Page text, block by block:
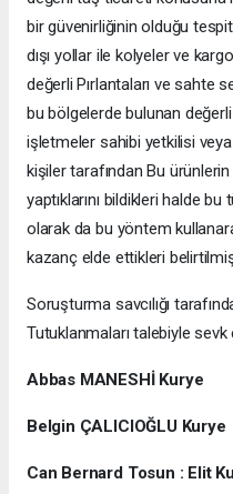
bir güvenirliğinin olduğu
dışı yollar ile kolyeler ve
değerli Pırlantaları ve sahte
bu bölgelerde bulunan değerli
işletmeler sahibi yetkilisi
kişiler tarafından Bu
yaptıklarını bildikleri halde bu
olarak da bu yöntem
kazanç elde ettikleri
Soruşturma savcılığı
Tutuklanmaları talebiyle
Abbas MANESHİ Kurye
Belgin ÇALICIOĞLU Kurye
Can Bernard Tosun : Elit